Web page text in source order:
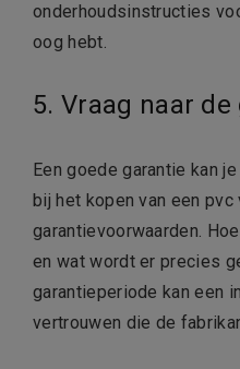
onderhoudsinstructies
oog hebt.
5. Vraag naar
Een goede garantie kan
bij het kopen van een
garantievoorwaarden.
en wat wordt er precies
garantieperiode kan een
vertrouwen die de